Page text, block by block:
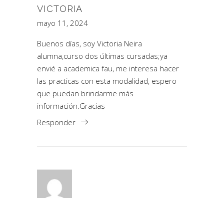
VICTORIA
mayo 11, 2024
Buenos días, soy Victoria Neira
alumna,curso dos últimas cursadas;ya
envié a academica fau, me interesa hacer
las practicas con esta modalidad, espero
que puedan brindarme más
información.Gracias
Responder